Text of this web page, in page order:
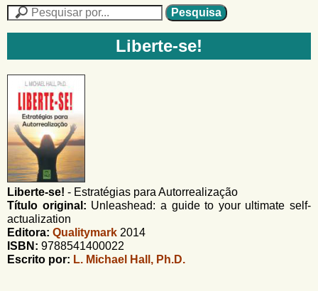
n
h
o
n
e
F
r
m
u
l
á
r
i
o
d
e
e
i
n
o
G
o
l
f
i
n
h
o
Liberte-se!
Liberte-se! - Estratégias para Autorrealização
Título original: Unleashead: a guide to your ultimate self-
actualization
Editora: Qualitymark 2014
ISBN: 9788541400022
Escrito por: L. Michael Hall, Ph.D.